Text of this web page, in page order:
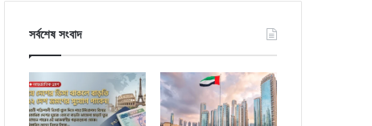
সর্বশেষ সংবাদ